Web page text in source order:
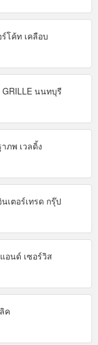
โค้ท เคลือบ
นนทบุรี
ภพ เวลดิ้ง
เตอร์เทรด กรุ๊ป
อนด์ เซอร์วิส
ค